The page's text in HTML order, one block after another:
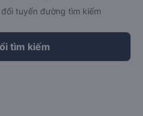
tuyến đường tìm kiếm
tìm kiếm